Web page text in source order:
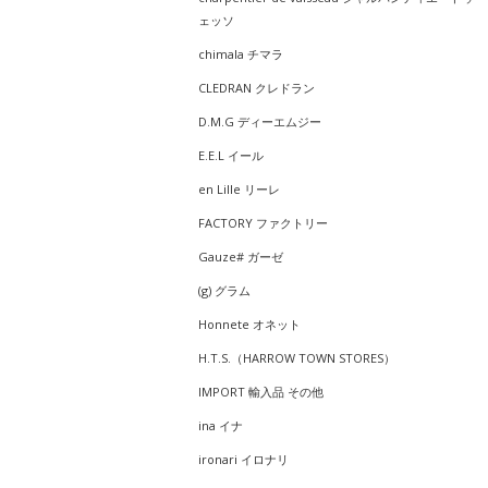
ェッソ
chimala チマラ
CLEDRAN クレドラン
D.M.G ディーエムジー
E.E.L イール
en Lille リーレ
FACTORY ファクトリー
Gauze# ガーゼ
(g) グラム
Honnete オネット
H.T.S.（HARROW TOWN STORES）
IMPORT 輸入品 その他
ina イナ
ironari イロナリ